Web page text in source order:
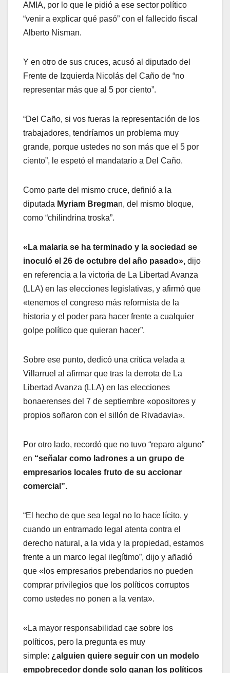
AMIA, por lo que le pidió a ese sector político
“venir a explicar qué pasó” con el fallecido fiscal
Alberto Nisman.
Y en otro de sus cruces, acusó al diputado del
Frente de Izquierda Nicolás del Caño de “no
representar más que al 5 por ciento”.
“Del Caño, si vos fueras la representación de los
trabajadores, tendríamos un problema muy
grande, porque ustedes no son más que el 5 por
ciento”, le espetó el mandatario a Del Caño.
Como parte del mismo cruce, definió a la
diputada Myriam Bregman, del mismo bloque,
como “chilindrina troska”.
«La malaria se ha terminado y la sociedad se
inoculó el 26 de octubre del año pasado», dijo
en referencia a la victoria de La Libertad Avanza
(LLA) en las elecciones legislativas, y afirmó que
«tenemos el congreso más reformista de la
historia y el poder para hacer frente a cualquier
golpe político que quieran hacer”.
Sobre ese punto, dedicó una crítica velada a
Villarruel al afirmar que tras la derrota de La
Libertad Avanza (LLA) en las elecciones
bonaerenses del 7 de septiembre «opositores y
propios soñaron con el sillón de Rivadavia».
Por otro lado, recordó que no tuvo “reparo alguno”
en “señalar como ladrones a un grupo de
empresarios locales fruto de su accionar
comercial”.
“El hecho de que sea legal no lo hace lícito, y
cuando un entramado legal atenta contra el
derecho natural, a la vida y la propiedad, estamos
frente a un marco legal ilegítimo”, dijo y añadió
que «los empresarios prebendarios no pueden
comprar privilegios que los políticos corruptos
como ustedes no ponen a la venta».
«La mayor responsabilidad cae sobre los
políticos, pero la pregunta es muy
simple: ¿alguien quiere seguir con un modelo
empobrecedor donde solo ganan los políticos